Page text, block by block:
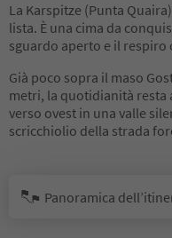
La Karspitze (Punta
lista. È una cima da
sguardo aperto e il respiro
Già poco sopra il maso
metri, la quotidianità resta
verso ovest in una valle
scricchiolio della strada
Panoramica